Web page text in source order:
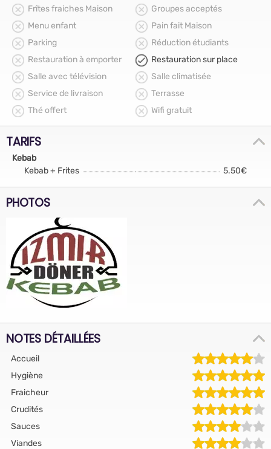
Frîtes fraiches Maison
Groupes acceptés
Menu enfant
Pain fait Maison
Parking
Réduction étudiants
Restauration à emporter
Restauration sur place
Salle avec télévision
Salle climatisée
Service de livraison
Terrasse
Thé offert
Wifi gratuit
TARIFS
Kebab
Kebab + Frites
5.50€
PHOTOS
NOTES DÉTAILLÉES
Accueil
Hygiène
Fraicheur
Crudités
Sauces
Viandes